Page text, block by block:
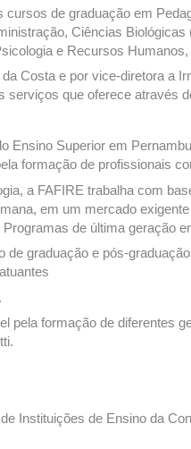
de graduação em
Ciências
e Recursos
Costa e por vice-diretora a
serviços que oferece
Ensino Superior em
formação de profissionais
a FAFIRE trabalha com
em um mercado
de última geração
de graduação e pós-
pela formação de
Instituições de Ensino da